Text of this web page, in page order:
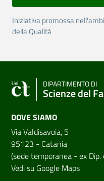
Iniziativa promossa
della Qualità
DIPARTIMENTO DI
Scienze del
DOVE SIAMO
Via Valdisavoia, 5
95123 - Catania
(sede temporanea - ex Dip.
Vedi su Google Maps